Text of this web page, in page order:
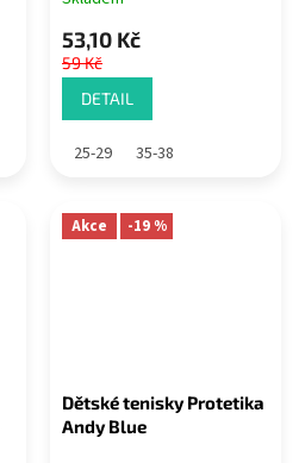
53,10 Kč
59 Kč
DETAIL
25-29 35-38
Akce -19 %
Dětské tenisky Protetika
Andy Blue